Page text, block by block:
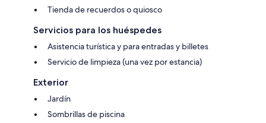
Tienda de recuerdos o quiosco
Servicios para los huéspedes
Asistencia turística y para entradas y billetes
Servicio de limpieza (una vez por estancia)
Exterior
Jardín
Sombrillas de piscina